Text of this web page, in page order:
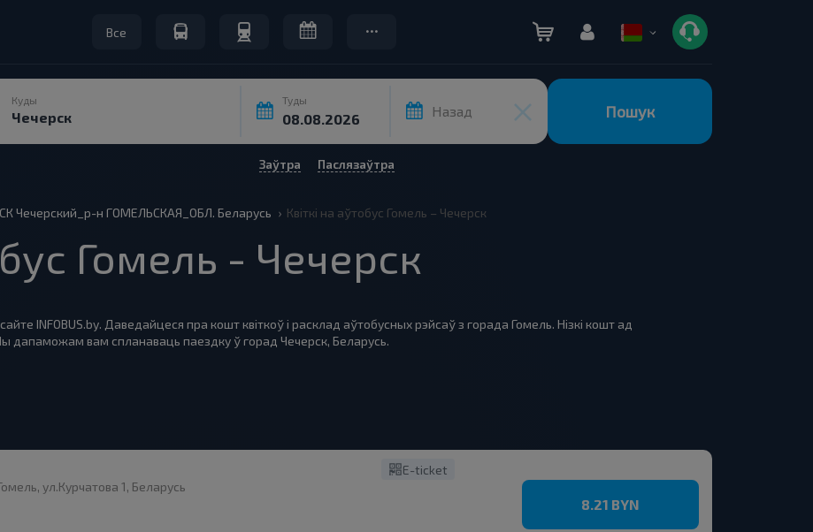
Все
Куды Туды
Назад Пошук
Заўтра Паслязаўтра
Чечерский_р-н ГОМЕЛЬСКАЯ_ОБЛ. Беларусь Квіткі на аўтобус Гомель – Чечерск
Гомель - Чечерск
INFOBUS.by. Даведайцеся пра кошт квіткоў і расклад аўтобусных рэйсаў з горада Гомель. Нізкі кошт ад
дапаможам вам спланаваць паездку ў горад Чечерск, Беларусь.
ул.Курчатова 1, Беларусь
E-ticket
8.21 BYN